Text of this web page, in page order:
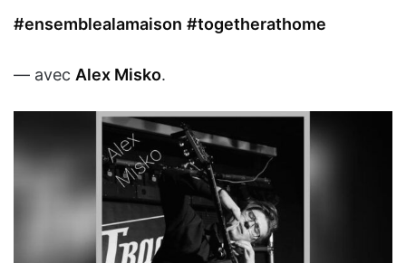
#ensemblealamaison #togetherathome
— avec Alex Misko.